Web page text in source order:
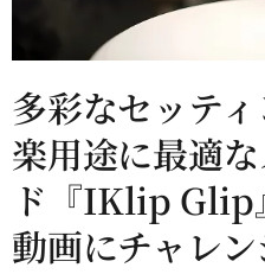
多彩なセッテ
楽用途に最適
ド『iKlip Glip
動画にチャレン